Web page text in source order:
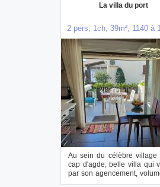
La villa du port
2 pers, 1ch, 39m², 1140 à
Au sein du célèbre village
cap d'agde, belle villa qui
par son agencement,
s...